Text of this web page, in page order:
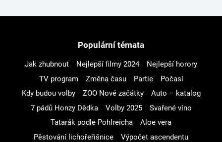
Populární témata
Jak zhubnout Nejlepší filmy 2024
Nejlepší horory
TV program
Změna času Partie
Počasí
Kdy budou volby
ZOO Nové začátky
Auto – katalog
7 pádů Honzy Dědka
Volby 2025
Svařené víno
Tatarák podle Pohlreicha
Aloe vera
Pěstování lichořeřišnice
Výpočet ascendentu